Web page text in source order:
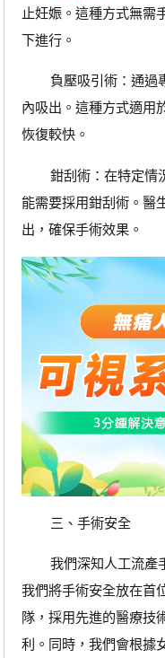
止妊娠。這種方式無需
下進行。
負壓吸引術：通過專
內吸出。這種方式適用
恢復較快。
鉗刮術：在特定情況
能需要採用鉗刮術。醫
出，確保手術效果。
三、手術安全
我們深知人工流產手
我們將手術安全放在首
隊，採用先進的醫療技
利。同時，我們會根據